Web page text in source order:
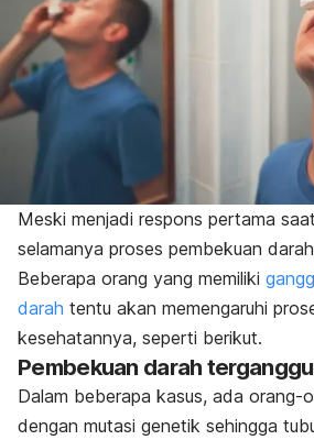
Meski menjadi respons pertama
selamanya proses pembekuan
Beberapa orang yang memiliki
darah tentu akan memengaruhi
kesehatannya, seperti berikut.
Pembekuan darah terganggu
Dalam beberapa kasus, ada orang-
dengan mutasi genetik sehingga